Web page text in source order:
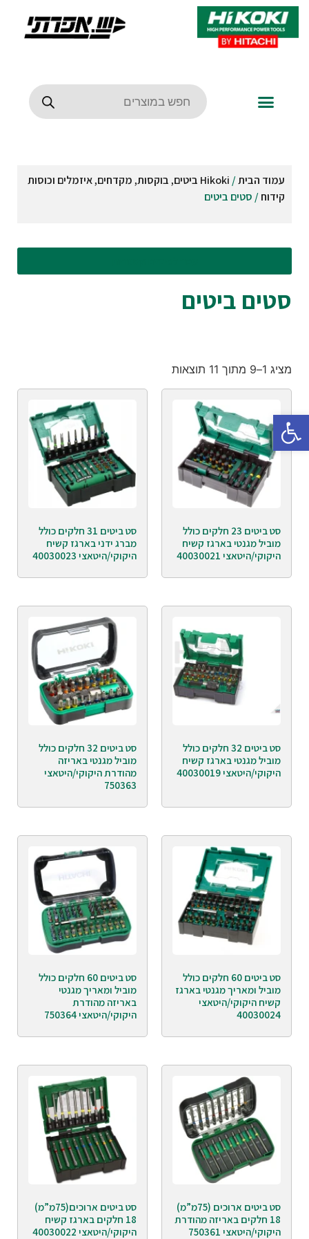
פתח סרגל נגישות
עמוד הבית/
Hikoki ביטים, בוקסות, מקדחים, איזמלים וכוסות
קידוח/ סטים ביטים
סטים ביטים
מציג 1–9 מתוך 11 תוצאות
סט ביטים 23 חלקים כולל
מוביל מגנטי בארגז קשיח
היקוקי/היטאצי 40030021
סט ביטים 31 חלקים כולל
מברג ידני בארגז קשיח
היקוקי/היטאצי 40030023
סט ביטים 32 חלקים כולל
מוביל מגנטי בארגז קשיח
היקוקי/היטאצי 40030019
סט ביטים 32 חלקים כולל
מוביל מגנטי באריזה
מהודרת היקוקי/היטאצי
750363
סט ביטים 60 חלקים כולל
מוביל ומאריך מגנטי בארגז
קשיח היקוקי/היטאצי
40030024
סט ביטים 60 חלקים כולל
מוביל ומאריך מגנטי
באריזה מהודרת
היקוקי/היטאצי 750364
סט ביטים ארוכים (75מ”מ)
18 חלקים באריזה מהודרת
היקוקי/היטאצי 750361
סט ביטים ארוכים(75מ”מ)
18 חלקים בארגז קשיח
היקוקי/היטאצי 40030022